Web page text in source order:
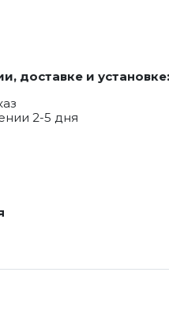
доставке и установке:
2-5 дня